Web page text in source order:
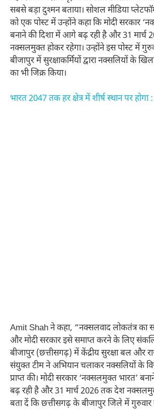
सबसे बड़ा दुश्मन बताया। सोशल मीडिया
को एक पोस्ट में उन्होंने कहा कि मोदी सरकार
बनाने की दिशा में आगे बढ़ रही है और 31 मार्च
नक्सलमुक्त होकर रहेगा। उन्होंने इस पोस्ट में
बीजापुर में सुरक्षाकर्मियों द्वारा नक्सलियों के
का भी जिक्र किया।
भारत 2047 तक हर क्षेत्र में शीर्ष स्थान पर
Amit Shah ने कहा, “नक्सलवाद लोकतंत्र का
और मोदी सरकार इसे समाप्त करने के लिए
बीजापुर (छत्तीसगढ़) में केंद्रीय सुरक्षा बल और
संयुक्त टीम ने अभियान चलाकर नक्सलियों के
प्राप्त की। मोदी सरकार ‘नक्सलमुक्त भारत’
बढ़ रही है और 31 मार्च 2026 तक देश
बता दें कि छत्तीसगढ़ के बीजापुर जिले में गुरुवार